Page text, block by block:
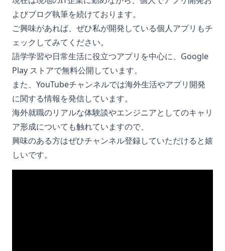
よびブログ執筆を続けております。
ご興味があれば、ぜひ私が開発している個人アプリもチ
ェックしてみてください。
語学学習や日常生活に役立つアプリを中心に、Google
Play ストアで無料公開しています。
また、YouTubeチャンネルでは海外生活やアプリ開発
に関する情報を発信しています。
海外就職のリアルな体験談やエンジニアとしてのキャリ
ア形成についても触れていますので、
興味のある方はぜひチャンネル登録していただけると嬉
しいです。